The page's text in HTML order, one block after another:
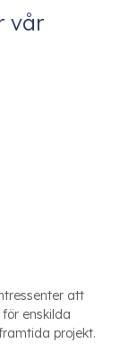
vår
att
enskilda
projekt.